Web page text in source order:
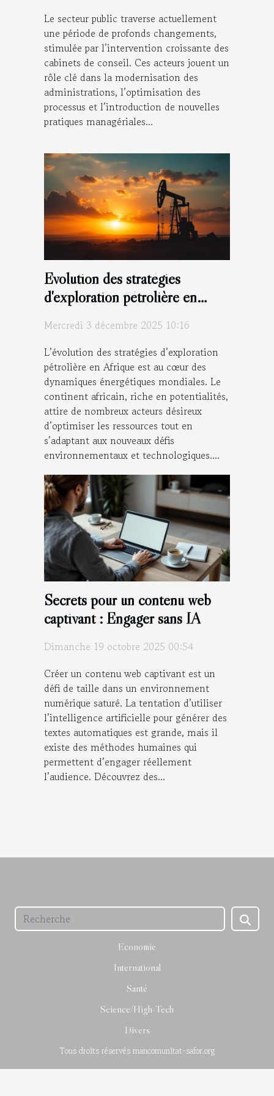
Le secteur public traverse actuellement
une période de profonds changements,
stimulée par l’intervention croissante des
cabinets de conseil. Ces acteurs jouent un
rôle clé dans la modernisation des
administrations, l’optimisation des
processus et l’introduction de nouvelles
pratiques managériales...
Évolution des stratégies
d'exploration pétrolière en
Mercredi 3 décembre 2025 10:16
L’évolution des stratégies d’exploration
pétrolière en Afrique est au cœur des
dynamiques énergétiques mondiales. Le
continent africain, riche en potentialités,
attire de nombreux acteurs désireux
d’optimiser les ressources tout en
s’adaptant aux nouveaux défis
environnementaux et technologiques....
Secrets pour un contenu web
captivant : Engager sans IA
Dimanche 19 octobre 2025 00:54
Créer un contenu web captivant est un
défi de taille dans un environnement
numérique saturé. La tentation d’utiliser
l’intelligence artificielle pour générer des
textes automatiques est grande, mais il
existe des méthodes humaines qui
permettent d’engager réellement
l’audience. Découvrez des...
Economie
International
Santé
Science/High-Tech
Divers
Tous droits réservés mancomunitat-safor.org